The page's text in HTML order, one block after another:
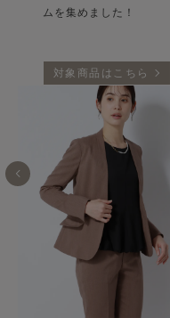
ムを集めました！
対象商品はこちら